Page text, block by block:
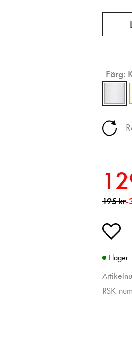
Färg:
195 kr-
I lager
RSK-